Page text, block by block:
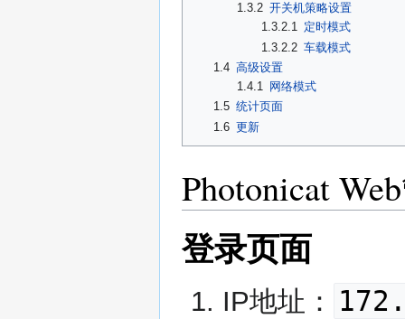
1.3.2 开关机策略设置
1.3.2.1 定时模式
1.3.2.2 车载模式
1.4 高级设置
1.4.1 网络模式
1.5 统计页面
1.6 更新
Photonicat
登录页面
IP地址：